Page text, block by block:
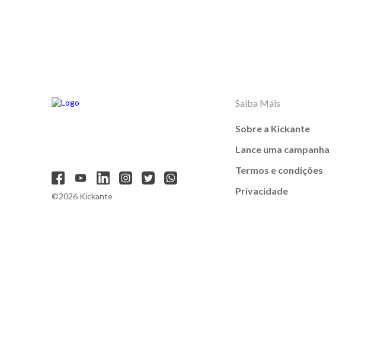
©2026 Kickante
Saiba Mais
Sobre a Kickante
Lance uma campanha
Termos e condições
Privacidade